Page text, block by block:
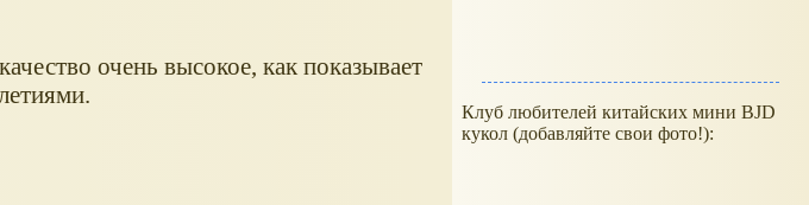
очень высокое, как показывает
Клуб любителей китайских мини BJD
кукол (добавляйте свои фото!):